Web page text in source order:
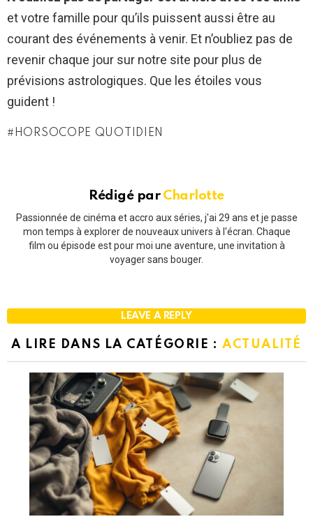
et votre famille pour qu’ils puissent aussi être au
courant des événements à venir. Et n’oubliez pas de
revenir chaque jour sur notre site pour plus de
prévisions astrologiques. Que les étoiles vous
guident !
HORSOCOPE QUOTIDIEN
Rédigé par Charlotte
Passionnée de cinéma et accro aux séries, j'ai 29 ans et je passe
mon temps à explorer de nouveaux univers à l'écran. Chaque
film ou épisode est pour moi une aventure, une invitation à
voyager sans bouger.
LEAVE A REPLY
A LIRE DANS LA CATÉGORIE : ACTUALITÉ